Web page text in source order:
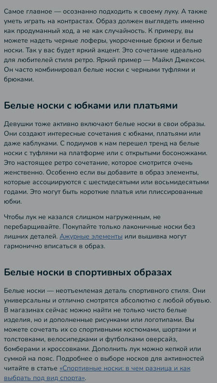
Самое главное — осознанно подходить к своему луку. А также
уметь играть на контрастах. Образ должен выглядеть именно
как продуманный ход, а не как случайность. К примеру, вы
можете надеть черные лоферы, укороченные брюки и белые
носки. Так у вас будет яркий акцент. Это сочетание идеально
для любителей стиля ретро. Яркий пример — Майкл Джексон.
Он часто комбинировал белые носки с черными туфлями и
брюками.
Белые носки с юбками или платьями
Девушки тоже активно включают белые носки в свои образы.
Они создают интересные сочетания с юбками, платьями или
даже каблуками. С подиумов к нам перешел тренд на белые
носки с туфлями на платформе или с открытыми босоножками.
Это настоящее ретро сочетание, которое смотрится очень
женственно. Особенно если вы добавите в образ элементы,
которые ассоциируются с шестидесятыми или восьмидесятыми
годами. Это могут быть короткие платья или плиссированные
юбки.
Чтобы лук не казался слишком нагруженным, не
перебарщивайте. Покупайте только лаконичные носки без
лишних деталей. Ажурные элементы или вышивка могут
гармонично вписаться в образ.
Белые носки в спортивных образах
Белые носки — неотъемлемая деталь спортивного стиля. Они
универсальны и отлично смотрятся абсолютно с любой обувью.
В магазинах сейчас можно найти не только чисто белые
изделия, но и дополненные рисунками или логотипами. Вы
можете сочетать их со спортивными костюмами, шортами и
толстовками, велосипедками и футболками оверсайз,
бомберами и кроссовками. Дополнить лук можно кепкой или
сумкой на пояс. Подробнее о выборе носков для активностей
читайте в статье «Спортивные носки: в чем разница и как
выбрать под вид спорта».